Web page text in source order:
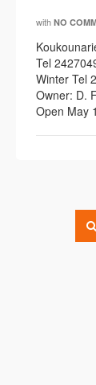
with NO
Tel
Winter Tel
Owner: D.
Open May